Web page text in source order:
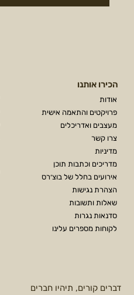
הכירו אותנו
אודות
פרויקטים והתאמה אישית
מעצבים ואדריכלים
צרו קשר
מדיניות
מדריכים וכתבות תוכן
אירועים בחלל של בוצ׳רס
הצהרת נגישות
שאלות ותשובות
סדנאות נגרות
לקוחות מספרים עלינו
דברים קורים, תיהיו חברים